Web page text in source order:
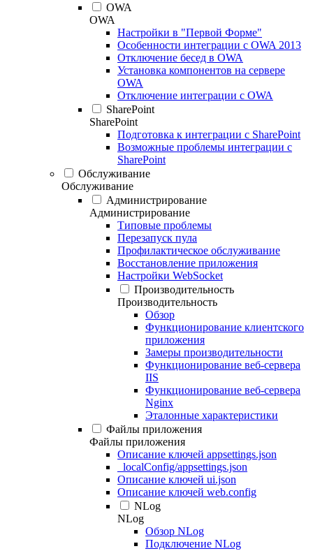
OWA
OWA
Настройки в "Первой Форме"
Особенности интеграции с OWA 2013
Отключение бесед в OWA
Установка компонентов на сервере
OWA
Отключение интеграции с OWA
SharePoint
SharePoint
Подготовка к интеграции с SharePoint
Возможные проблемы интеграции с
SharePoint
Обслуживание
Обслуживание
Администрирование
Администрирование
Типовые проблемы
Перезапуск пула
Профилактическое обслуживание
Восстановление приложения
Настройки WebSocket
Производительность
Производительность
Обзор
Функционирование клиентского
приложения
Замеры производительности
Функционирование веб-сервера
IIS
Функционирование веб-сервера
Nginx
Эталонные характеристики
Файлы приложения
Файлы приложения
Описание ключей appsettings.json
_localConfig/appsettings.json
Описание ключей ui.json
Описание ключей web.config
NLog
NLog
Обзор NLog
Подключение NLog